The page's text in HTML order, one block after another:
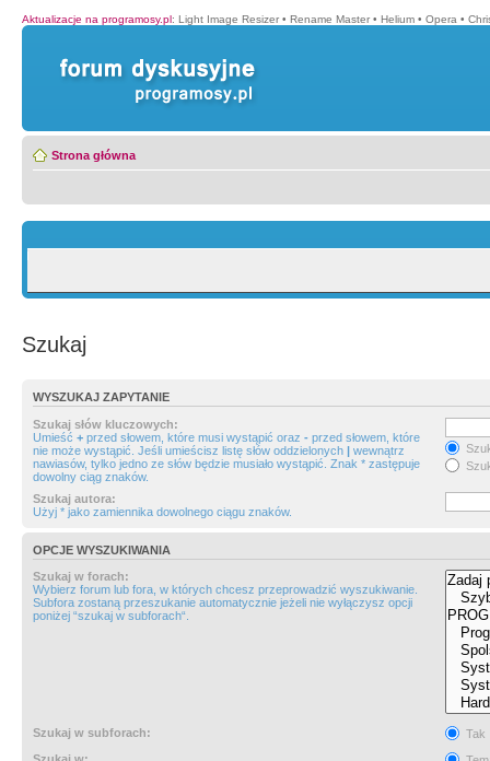
Aktualizacje na programosy.pl: Light Image Resizer • Rename Master • Helium • Opera •
Strona główna
Szukaj
WYSZUKAJ ZAPYTANIE
Szukaj słów kluczowych:
Umieść + przed słowem, które musi wystąpić oraz - przed słowem, które
nie może wystąpić. Jeśli umieścisz listę słów oddzielonych | wewnątrz
nawiasów, tylko jedno ze słów będzie musiało wystąpić. Znak * zastępuje
dowolny ciąg znaków.
Szukaj autora:
Użyj * jako zamiennika dowolnego ciągu znaków.
OPCJE WYSZUKIWANIA
Szukaj w forach:
Wybierz forum lub fora, w których chcesz przeprowadzić wyszukiwanie.
Subfora zostaną przeszukanie automatycznie jeżeli nie wyłączysz opcji
poniżej “szukaj w subforach“.
Szukaj w subforach:
Tak